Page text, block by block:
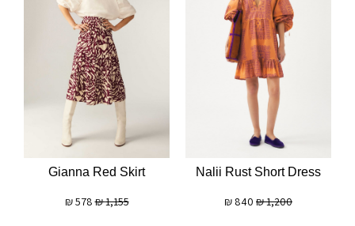
Nalii Rust Short Dress
1,200
₪
840
₪
Gianna Red Skirt
1,155
₪
578
₪